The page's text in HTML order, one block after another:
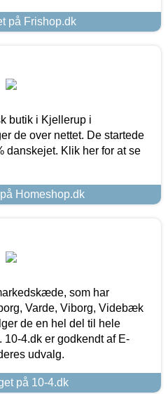
på Frishop.dk
butik i Kjellerup i
de over nettet. De startede
danskejet. Klik her for at se
Homeshop.dk
som har
Varde, Viborg, Videbæk
de en hel del til hele
10-4.dk er godkendt af E-
udvalg.
på 10-4.dk